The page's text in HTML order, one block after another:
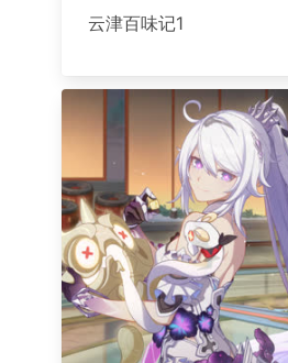
云津百味记1